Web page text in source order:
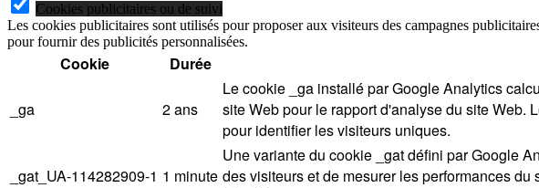
Cookies publicitaires ou de suivi
Les cookies publicitaires sont utilisés pour proposer aux visiteurs des campagnes
pour fournir des publicités personnalisées.
Cookie Durée
_ga 2 ans
Le cookie _ga installé par Google Analytics
site Web pour le rapport d'analyse du site Web.
pour identifier les visiteurs uniques.
_gat_UA-114282909-1 1 minute
Une variante du cookie _gat défini par Google
des visiteurs et de mesurer les performances